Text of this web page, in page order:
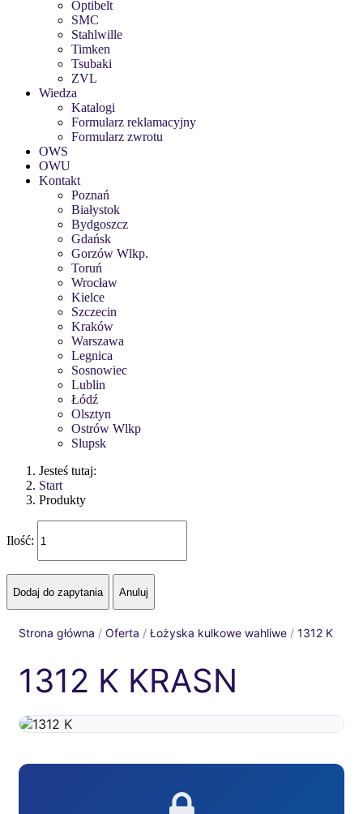
Optibelt
SMC
Stahlwille
Timken
Tsubaki
ZVL
Wiedza
Katalogi
Formularz reklamacyjny
Formularz zwrotu
OWS
OWU
Kontakt
Poznań
Białystok
Bydgoszcz
Gdańsk
Gorzów Wlkp.
Toruń
Wrocław
Kielce
Szczecin
Kraków
Warszawa
Legnica
Sosnowiec
Lublin
Łódź
Olsztyn
Ostrów Wlkp
Slupsk
Jesteś tutaj:
Start
Produkty
Ilość:
Strona główna / Oferta / Łożyska kulkowe wahliwe / 1312 K
1312 K KRASN